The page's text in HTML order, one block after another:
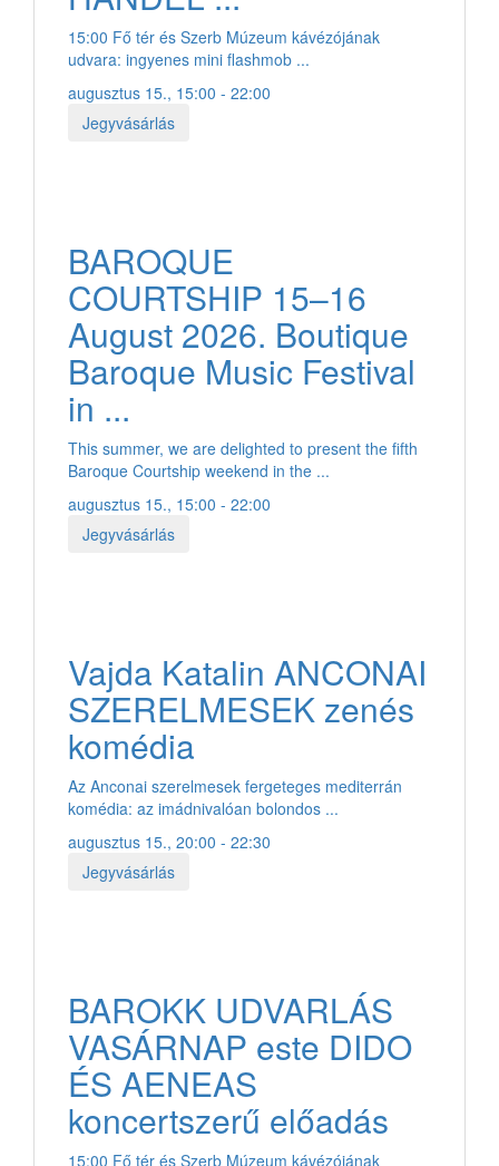
15:00 Fő tér és Szerb Múzeum kávézójának
udvara: ingyenes mini flashmob ...
augusztus 15., 15:00 - 22:00
Jegyvásárlás
BAROQUE
COURTSHIP 15–16
August 2026. Boutique
Baroque Music Festival
in ...
This summer, we are delighted to present the fifth
Baroque Courtship weekend in the ...
augusztus 15., 15:00 - 22:00
Jegyvásárlás
Vajda Katalin ANCONAI
SZERELMESEK zenés
komédia
Az Anconai szerelmesek fergeteges mediterrán
komédia: az imádnivalóan bolondos ...
augusztus 15., 20:00 - 22:30
Jegyvásárlás
BAROKK UDVARLÁS
VASÁRNAP este DIDO
ÉS AENEAS
koncertszerű előadás
15:00 Fő tér és Szerb Múzeum kávézójának